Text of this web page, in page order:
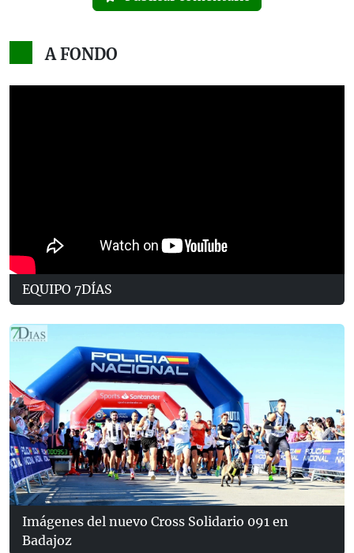
A FONDO
EQUIPO 7DÍAS
Imágenes del nuevo Cross Solidario 091 en
Badajoz